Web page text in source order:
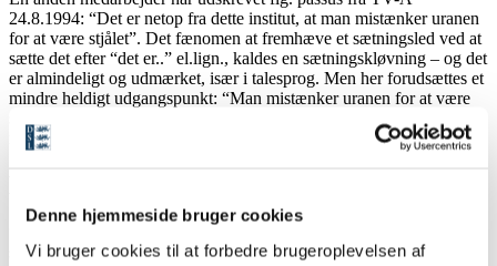
Denne hjemmeside bruger cookies
Vi bruger cookies til at forbedre brugeroplevelsen af
24.8.1994: “Det er netop fra dette institut, at man mistænker uranen
for at være stjålet”. Det fænomen at fremhæve et sætningsled ved at
sætte det efter “det er..” el.lign., kaldes en sætningskløvning – og det
er almindeligt og udmærket, især i talesprog. Men her forudsættes et
mindre heldigt udgangspunkt: “Man mistænker uranen for at være
misforståelse, men elegant er formuleringen ikke.
som en guldalderkoncert (12.9.1994). Jeg vil skynde mig at tilgive